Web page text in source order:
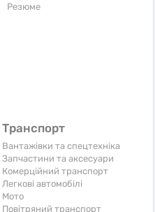
Резюме
Транспорт
Вантажівки та спецтехніка
Запчастини та аксесуари
Комерційний транспорт
Легкові автомобілі
Мото
Повітряний транспорт